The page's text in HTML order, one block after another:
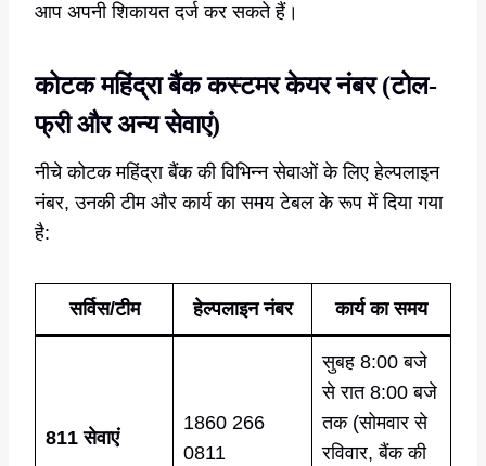
आप अपनी शिकायत दर्ज कर सकते हैं।
कोटक महिंद्रा बैंक कस्टमर केयर नंबर (टोल-
फ्री और अन्य सेवाएं)
नीचे कोटक महिंद्रा बैंक की विभिन्न सेवाओं के लिए हेल्पलाइन
नंबर, उनकी टीम और कार्य का समय टेबल के रूप में दिया गया
है:
सर्विस/टीम हेल्पलाइन नंबर कार्य का समय
811 सेवाएं
1860 266
0811
सुबह 8:00 बजे
से रात 8:00 बजे
तक (सोमवार से
रविवार, बैंक की